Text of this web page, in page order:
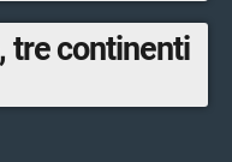
tre continenti